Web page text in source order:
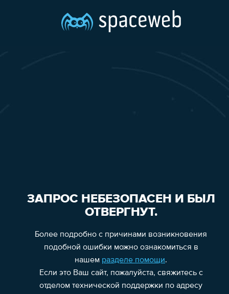
ЗАПРОС НЕБЕЗОПАСЕН И БЫЛ
ОТВЕРГНУТ.
Более подробно с причинами возникновения
подобной ошибки можно ознакомиться в
нашем разделе помощи.
Если это Ваш сайт, пожалуйста, свяжитесь с
отделом технической поддержки по адресу